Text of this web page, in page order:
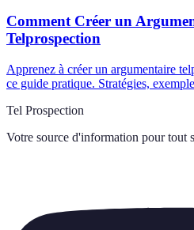
Comment Créer un
Telprospection
Apprenez à créer un argumentaire
ce guide pratique. Stratégies,
Tel Prospection
Votre source d'information pour tout